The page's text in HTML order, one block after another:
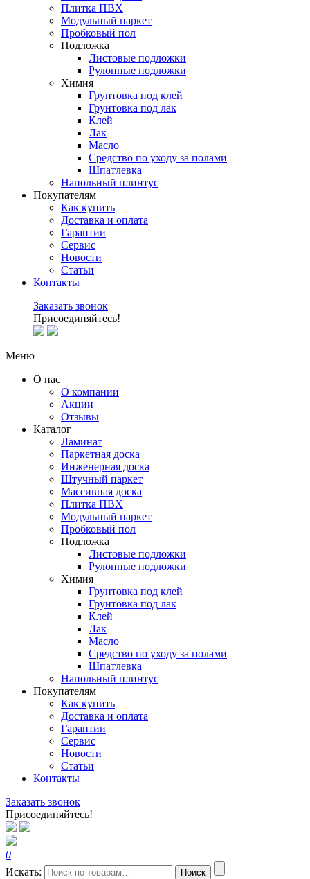
Плитка ПВХ
Модульный паркет
Пробковый пол
Подложка
Листовые подложки
Рулонные подложки
Химия
Грунтовка под клей
Грунтовка под лак
Клей
Лак
Масло
Средство по уходу за полами
Шпатлевка
Напольный плинтус
Покупателям
Как купить
Доставка и оплата
Гарантии
Сервис
Новости
Статьи
Контакты
Заказать звонок
Присоединяйтесь!
Меню
О нас
О компании
Акции
Отзывы
Каталог
Ламинат
Паркетная доска
Инженерная доска
Штучный паркет
Массивная доска
Плитка ПВХ
Модульный паркет
Пробковый пол
Подложка
Листовые подложки
Рулонные подложки
Химия
Грунтовка под клей
Грунтовка под лак
Клей
Лак
Масло
Средство по уходу за полами
Шпатлевка
Напольный плинтус
Покупателям
Как купить
Доставка и оплата
Гарантии
Сервис
Новости
Статьи
Контакты
Заказать звонок
Присоединяйтесь!
0
Искать:
Поиск